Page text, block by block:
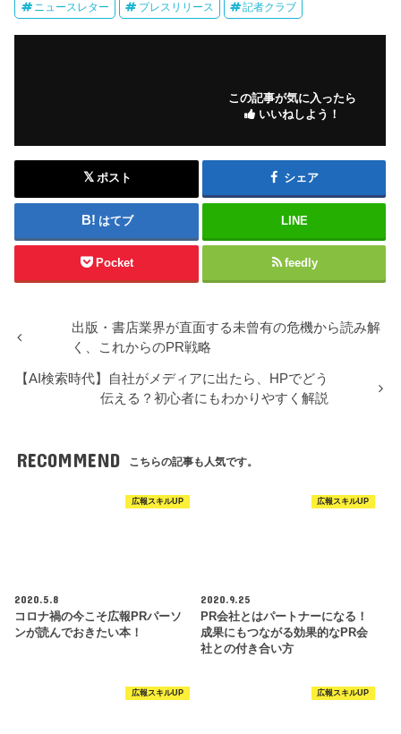
ニュースレター プレスリリース 記者クラブ
この記事が気に入ったら
いいねしよう！
ポスト シェア
はてブ LINE
Pocket feedly
出版・書店業界が直面する未曾有の危機から読み解
く、これからのPR戦略
【AI検索時代】自社がメディアに出たら、HPでどう
伝える？初心者にもわかりやすく解説
RECOMMEND こちらの記事も人気です。
広報スキルUP
2020.5.8
コロナ禍の今こそ広報PRパーソ
ンが読んでおきたい本！
広報スキルUP
2020.9.25
PR会社とはパートナーになる！
成果にもつながる効果的なPR会
社との付き合い方
広報スキルUP 広報スキルUP